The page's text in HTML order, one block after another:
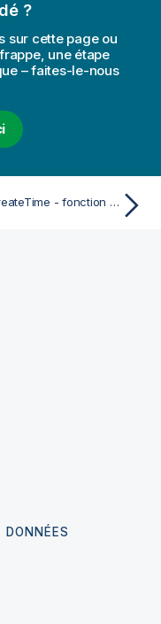
?
sur cette page ou
une étape
– faites-le-nous
QvdCreateTime - fonction de script
DONNÉES